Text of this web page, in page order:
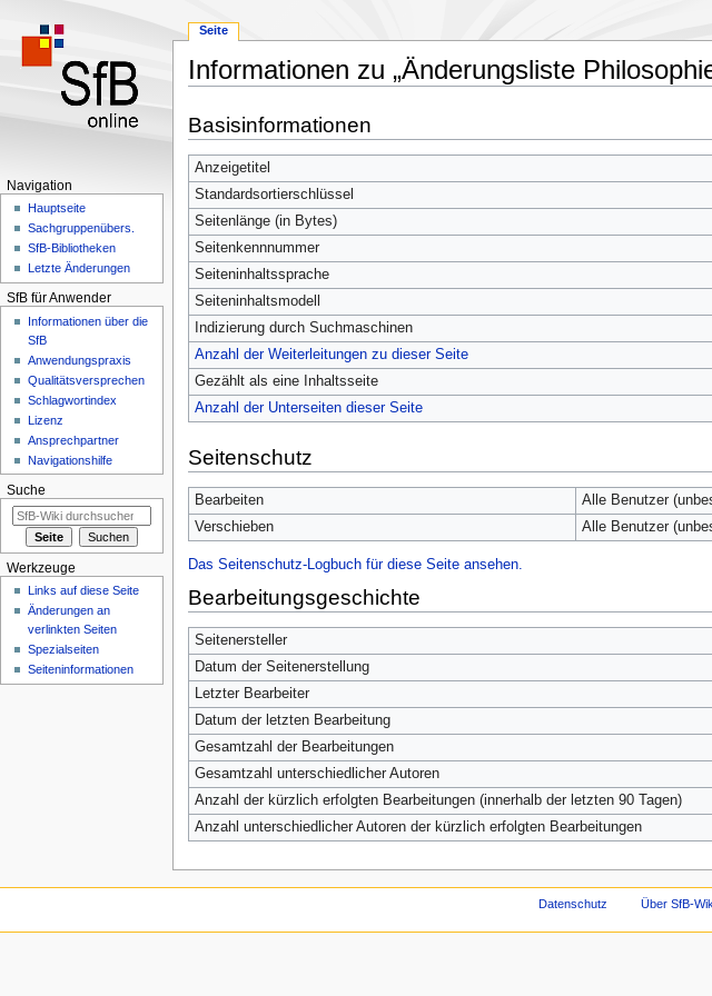
Informationen zu „Änderungsliste
Navigation
springen
Suche
springen
Basisinformationen
Anzeigetitel
Standardsortierschlüssel
Seitenlänge (in Bytes)
Seitenkennnummer
Seiteninhaltssprache
Seiteninhaltsmodell
Indizierung durch Suchmaschinen
Anzahl der Weiterleitungen zu dieser Seite
Gezählt als eine Inhaltsseite
Anzahl der Unterseiten dieser Seite
Seitenschutz
Bearbeiten
Alle Benutzer
Verschieben
Alle Benutzer
Das Seitenschutz-Logbuch für diese Seite ansehen.
Bearbeitungsgeschichte
Seitenersteller
Datum der Seitenerstellung
Letzter Bearbeiter
Datum der letzten Bearbeitung
Gesamtzahl der Bearbeitungen
Gesamtzahl unterschiedlicher Autoren
Anzahl der kürzlich erfolgten Bearbeitungen (innerhalb der letzten 90 Tagen)
Anzahl unterschiedlicher Autoren der kürzlich erfolgten Bearbeitungen
Seite
Navigation
Hauptseite
Sachgruppenübers.
SfB-Bibliotheken
Letzte Änderungen
SfB für Anwender
Informationen über die
SfB
Anwendungspraxis
Qualitätsversprechen
Schlagwortindex
Lizenz
Ansprechpartner
Navigationshilfe
Suche
Werkzeuge
Links auf diese Seite
Änderungen an
verlinkten Seiten
Spezialseiten
Seiten­informationen
Datenschutz Über SfB-